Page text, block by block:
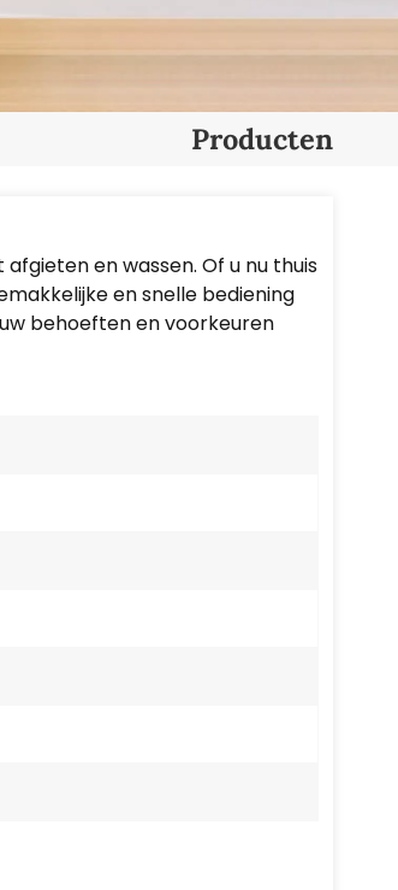
Español
Türkçe
العربية
Producten
en wassen. Of u nu thuis
en snelle bediening
behoeften en voorkeuren